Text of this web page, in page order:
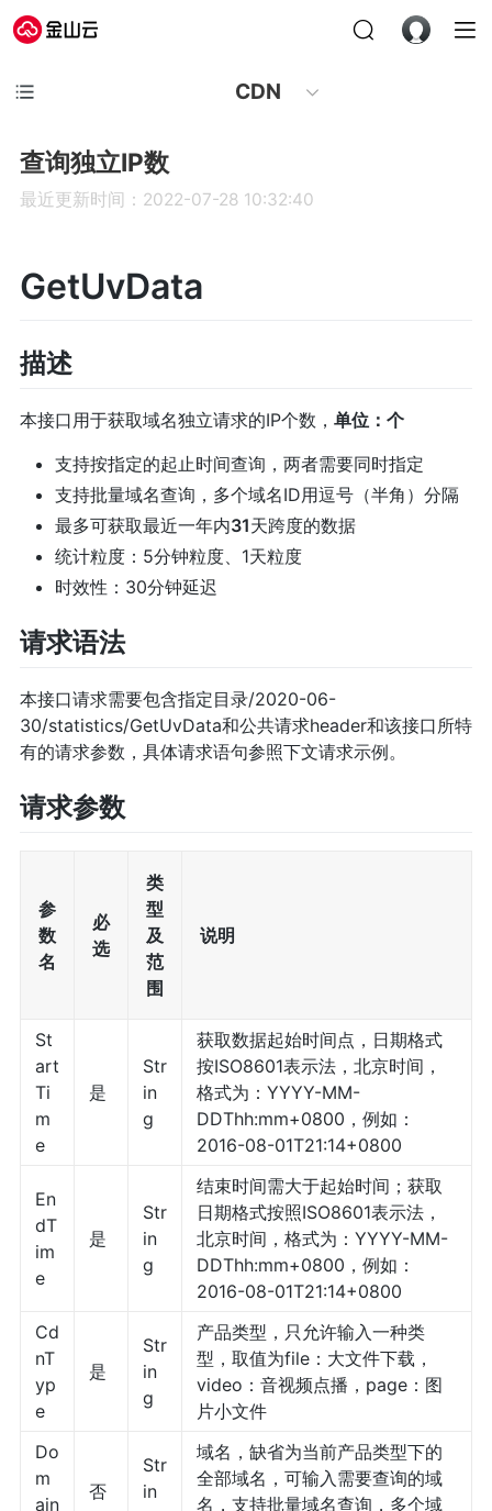
CDN
查询独立IP数
最近更新时间：2022-07-28 10:32:40
GetUvData
描述
本接口用于获取域名独立请求的IP个数， 单位：个
支持按指定的起止时间查询，两者需要同时指定
支持批量域名查询，多个域名ID用逗号（半角）分隔
最多可获取最近一年内31天跨度的数据
统计粒度：5分钟粒度、1天粒度
时效性：30分钟延迟
请求语法
本接口请求需要包含指定目录/2020-06-
30/statistics/GetUvData和公共请求header和该接口所特
有的请求参数，具体请求语句参照下文请求示例。
请求参数
参
数
名
必
选
类
型
及
范
围
说明
St
art
Ti
m
e
是
Str
in
g
获取数据起始时间点，日期格式
按ISO8601表示法，北京时间，
格式为：YYYY-MM-
DDThh:mm+0800，例如：
2016-08-01T21:14+0800
En
dT
im
e
是
Str
in
g
结束时间需大于起始时间；获取
日期格式按照ISO8601表示法，
北京时间，格式为：YYYY-MM-
DDThh:mm+0800，例如：
2016-08-01T21:14+0800
Cd
nT
yp
e
是
Str
in
g
产品类型，只允许输入一种类
型，取值为file：大文件下载，
video：音视频点播，page：图
片小文件
Do
m
ain
否
Str
in
域名，缺省为当前产品类型下的
全部域名，可输入需要查询的域
名，支持批量域名查询，多个域